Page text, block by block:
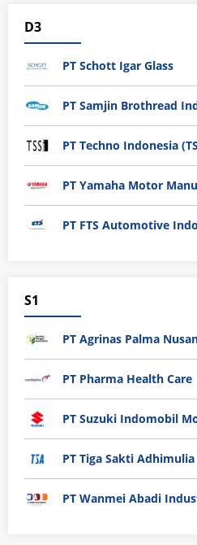
D3
PT Schott Igar Glass
PT Samjin Brothread
PT Techno Indonesia
PT Yamaha Motor
PT FTS Automotive
S1
PT Agrinas Palma
PT Pharma Health Care
PT Suzuki Indomobil
PT Tiga Sakti Adhimulia
PT Wanmei Abadi